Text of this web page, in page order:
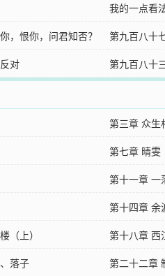
我的一点看
，恨你，问君知否？
第九百八十
对 第九百八十
第三章 众生
第七章 晴雯
第十一章 一
第十四章 余
（上） 第十八章 西
落子 第二十二章